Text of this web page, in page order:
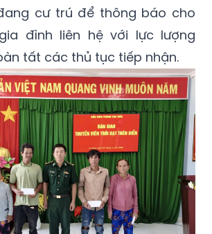
cư trú để thông báo cho
đình liên hệ với lực lượng
tất các thủ tục tiếp nhận.